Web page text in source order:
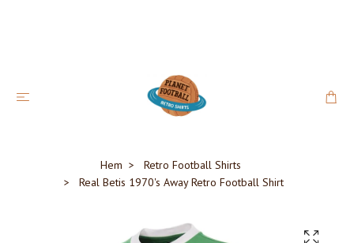
Hem
Retro Football Shirts
Real Betis 1970's Away Retro Football Shirt